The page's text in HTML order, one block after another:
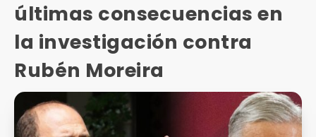
últimas consecuencias en
la investigación contra
Rubén Moreira